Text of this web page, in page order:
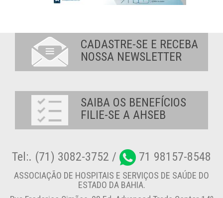
CADASTRE-SE E RECEBA
NOSSA NEWSLETTER
SAIBA OS BENEFÍCIOS
FILIE-SE A AHSEB
Tel:. (71) 3082-3752 / 71 98157-8548
ASSOCIAÇÃO DE HOSPITAIS E SERVIÇOS DE SAÚDE DO
ESTADO DA BAHIA.